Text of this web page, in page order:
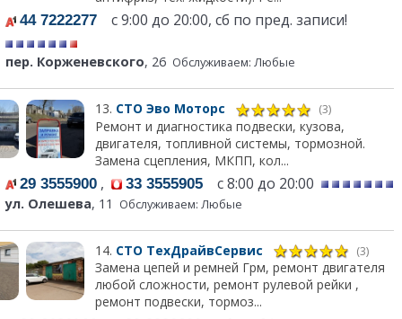
44 7222277 с 9:00 до 20:00, сб по пред. записи!
пер. Корженевского, 26 Обслуживаем: Любые
13. СТО Эво Моторс (3)
Ремонт и диагностика подвески, кузова,
двигателя, топливной системы, тормозной.
Замена сцепления, МКПП, кол...
29 3555900 , 33 3555905 с 8:00 до 20:00
ул. Олешева, 11 Обслуживаем: Любые
14. СТО ТехДрайвСервис (3)
Замена цепей и ремней Грм, ремонт двигателя
любой сложности, ремонт рулевой рейки ,
ремонт подвески, тормоз...